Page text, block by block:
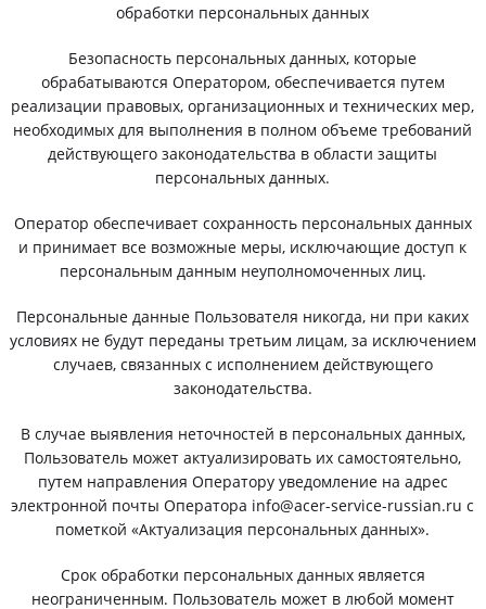
обработки персональных данных
Безопасность персональных данных, которые
обрабатываются Оператором, обеспечивается путем
реализации правовых, организационных и технических мер,
необходимых для выполнения в полном объеме требований
действующего законодательства в области защиты
персональных данных.
Оператор обеспечивает сохранность персональных данных
и принимает все возможные меры, исключающие доступ к
персональным данным неуполномоченных лиц.
Персональные данные Пользователя никогда, ни при каких
условиях не будут переданы третьим лицам, за исключением
случаев, связанных с исполнением действующего
законодательства.
В случае выявления неточностей в персональных данных,
Пользователь может актуализировать их самостоятельно,
путем направления Оператору уведомление на адрес
электронной почты Оператора info@acer-service-russian.ru с
пометкой «Актуализация персональных данных».
Срок обработки персональных данных является
неограниченным. Пользователь может в любой момент